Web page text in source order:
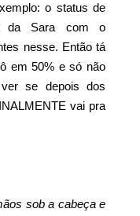
o status de
da Sara com o
nesse. Então tá
em 50% e só não
ver se depois dos
vai pra
sob a cabeça e